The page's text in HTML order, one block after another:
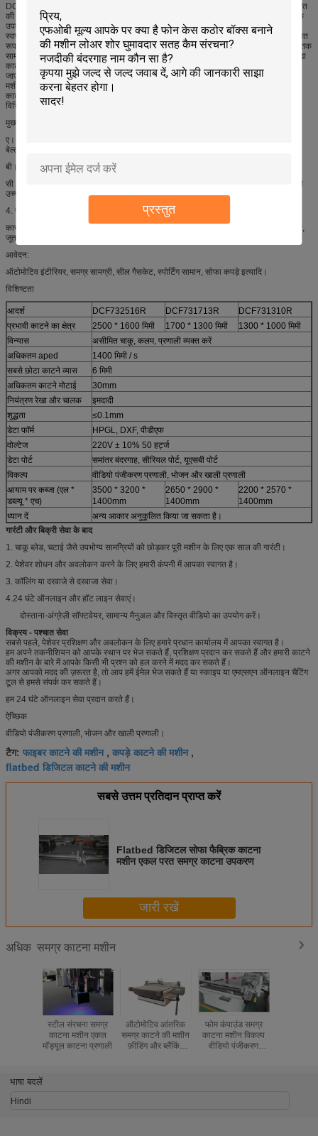
प्रस्तुत
DCF7XR श्रृंखला उच्च गति काटने प्रणाली डीसीएफ 7 एक्स काटने की मशीन के आधार पर विकसित
की गई है। डीसीएफ 7 एक्स काटने की मशीन के सभी कार्यों को बनाए रखना, इस काटने वाले बिस्तर के
उपकरण में भौतिक परिवहन के लिए एक बेंच बेल्ट है। कन्वेयर बेल्ट के लिए धन्यवाद, तैयार कट सामग्री
स्वचालित रूप से काटने वाले क्षेत्र से बाहर ले जाया जाएगा, जबकि उन अनकटा सामग्रियों को स्वचालित
रूप से स्थानांतरित कर दिया जाएगा। हमारे कन्वेयर बेल्ट काटने की व्यवस्था लंबे समय तक लंबे समय तक
सामग्री जैसे कपड़े, कालीन और ऑटोमोबाइल इंटीरियर के लिए उपयुक्त है सजावट सामग्री। इस कपड़ा
काटने की मशीन के साथ, आपकी उत्पादन क्षमता में काफी सुधार होगा और आपकी श्रम लागत कम हो
जाएगी। इस उत्पाद को लो-लेयर काटने की प्रणाली, एकल परत काटने की प्रणाली, चटाई काटने की
मशीन, कार सीट काटने की मशीन, गैसकेट काटने की मशीन, समग्र काटने की मशीन, कार इंटीरियर
काटने की मशीन, सोफा कपड़े काटने की मशीन, चमड़े काटने की मशीन और अन्य भी कहा जाता है,
विभिन्न काटने सामग्री और आवेदन के अनुसार।
मुख्य विशेषताएं
ए। उच्च कुशल सर्वो प्रणाली, लाइनर गाइड ड्राइविंग सिस्टम और नए मॉड्यूल डिजाइन हमारे कन्वेयर
बेल्ट काटने प्रणाली के लिए नियोजित हैं।
बी। नई इस्पात संरचना, उत्पादन के उपयोग के लिए सूट।
सी। महसूस किया गया है कि हमारे उत्पाद का बेल्ट आयात किया जाता है और सामग्री परिवहन प्रणाली
उच्च दक्षता का है।
4. सामग्री बनाने:
कार मैट, फोम कंपाउंड, एक्सपीई, ईवीए, फैब्रिक कालीन, नकली चमड़े, चमड़े, कपड़े, आलीशान खिलौने,
जूता अस्तर, प्रीओक्ड सामग्री, ग्लास फाइबर, कार्बन फाइबर, रबड़ गैसकेट, ग्रेफाइट सील इत्यादि।
आवेदन:
ऑटोमोटिव इंटीरियर, समग्र सामग्री, सील गैसकेट, स्पोर्टिंग सामान, सोफा कपड़े इत्यादि।
विशिष्टता
आदर्श DCF732516R DCF731713R
DCF731310R
प्रभावी काटने का क्षेत्र
2500 * 1600 मिमी 1700 * 1300 मिमी
1300 * 1000 मिमी
विन्यास
असीमित चाकू, कलम, प्रणाली व्यक्त करें
अधिकतम aped
1400 मिमी / s
सबसे छोटा काटने व्यास
6 मिमी
अधिकतम काटने मोटाई
30mm
नियंत्रण रेखा और चालक
इमदादी
शुद्धता
≤0.1mm
डेटा फॉर्म
HPGL, DXF, पीडीएफ
वोल्टेज
220V ± 10% 50 हर्ट्ज
डेटा पोर्ट
समांतर बंदरगाह, सीरियल पोर्ट, यूएसबी पोर्ट
विकल्प
वीडियो पंजीकरण प्रणाली, भोजन और खाली प्रणाली
आयाम पर कब्जा (एल *
डब्ल्यू * एच)
3500 * 3200 *
1400mm
2650 * 2900 *
1400mm
2200 * 2570 *
1400mm
ध्यान दें
अन्य आकार अनुकूलित किया जा सकता है।
गारंटी और बिक्री सेवा के बाद
1. चाकू ब्लेड, चटाई जैसे उपभोग्य सामग्रियों को छोड़कर पूरी मशीन के लिए एक साल की गारंटी।
2. पेशेवर शोधन और अवलोकन करने के लिए हमारी कंपनी में आपका स्वागत है।
3. कॉलिंग या दरवाजे से दरवाजा सेवा।
4.24 घंटे ऑनलाइन और हॉट लाइन सेवाएं।
दोस्ताना-अंग्रेज़ी सॉफ्टवेयर, सामान्य मैनुअल और विस्तृत वीडियो का उपयोग करें।
विक्रय - पश्चात सेवा
सबसे पहले, पेशेवर प्रशिक्षण और अवलोकन के लिए हमारे प्रधान कार्यालय में आपका स्वागत है।
हम अपने तकनीशियन को आपके स्थान पर भेज सकते हैं, प्रशिक्षण प्रदान कर सकते हैं और हमारी काटने
की मशीन के बारे में आपके किसी भी प्रश्न को हल करने में मदद कर सकते हैं।
अगर आपको मदद की ज़रूरत है, तो आप हमें ईमेल भेज सकते हैं या स्काइप या एमएसएन ऑनलाइन चैटिंग
टूल से हमसे संपर्क कर सकते हैं।
हम 24 घंटे ऑनलाइन सेवा प्रदान करते हैं।
ऐच्छिक
वीडियो पंजीकरण प्रणाली, भोजन और खाली प्रणाली।
टैग: फाइबर काटने की मशीन, कपड़े काटने की मशीन,
flatbed डिजिटल काटने की मशीन
सबसे उत्तम प्रतिदान प्राप्त करें
Flatbed डिजिटल सोफा फैब्रिक काटना
मशीन एकल परत समग्र काटना उपकरण
जारी रखें
अधिक समग्र काटना मशीन
स्टील संरचना समग्र
काटना मशीन एकल
मॉड्यूल काटना प्रणाली
ऑटोमोटिव आंतरिक
समग्र काटने की मशीन
फ़ीडिंग और ब्लैंकिंग
फोम कंपाउंड समग्र
काटना मशीन विकल्प
वीडियो पंजीकरण
भाषा बदलें
Hindi